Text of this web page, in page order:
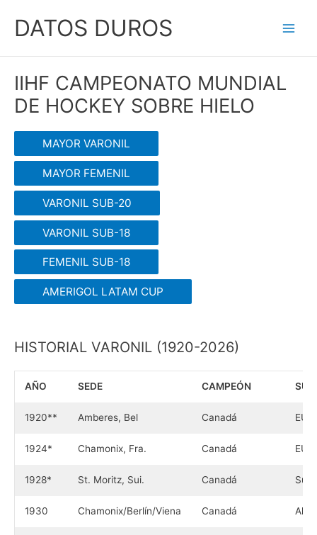
DATOS DUROS
IIHF CAMPEONATO MUNDIAL
DE HOCKEY SOBRE HIELO
MAYOR VARONIL
MAYOR FEMENIL
VARONIL SUB-20
VARONIL SUB-18
FEMENIL SUB-18
AMERIGOL LATAM CUP
HISTORIAL VARONIL (1920-2026)
AÑO SEDE CAMPEÓN
1920** Amberes, Bel Canadá EU
1924* Chamonix, Fra. Canadá EU
1928* St. Moritz, Sui. Canadá
1930 Chamonix/Berlín/Viena Canadá